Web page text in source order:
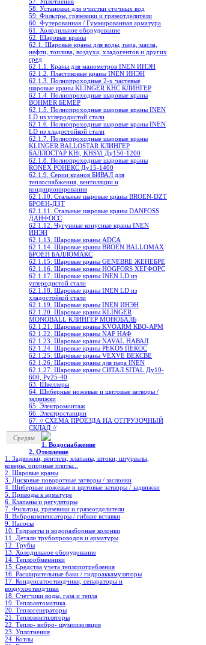
58. Установки для очистки сточных вод
59. Фильтры, грязевики и грязеотделители
60. Футерованная / Гуммированная арматура
61. Холодильное oборудование
62. Шаровые краны
62.1. Шаровые краны для воды, пара, масла,
нефти, топлива, воздуха, хладогентов и других
сред
62.1.1. Краны для манометров INEN ИНЭН
62.1.2. Пластиковые краны INEN ИНЭН
62.1.3. Полнопроходные 2-х частевые
шаровые краны KLINGER KHC КЛИНГЕР
62.1.4. Полнопроходные шаровые краны
BOHMER БЕМЕР
62.1.5. Полнопроходные шаровые краны INEN
LD из углеродистой стали
62.1.6. Полнопроходные шаровые краны INEN
LD из хладостойкой стали
62.1.7. Полнопроходные шаровые краны
KLINGER BALLOSTAR КЛИНГЕР
БАЛЛОСТАР KHi, KHSVi Ду150-1200
62.1.8. Полнопроходные шаровые краны
RONEX РОНЕКС Ду15-1400
62.1.9. Серии кранов БИВАЛ для
теплоснабжения, вентиляции и
кондиционирования
62.1.10. Стальные шаровые краны BROEN-DZT
БРОЕН-ДЗТ
62.1.11. Стальные шаровые краны DANFOSS
ДАНФОСС
62.1.12. Чугунные конусные краны INEN
ИНЭН
62.1.13. Шаровые краны ADCA
62.1.14. Шаровые краны BROEN BALLOMAX
БРОЕН БАЛЛОМАКС
62.1.15. Шаровые краны GENEBRE ЖЕНЕБРЕ
62.1.16. Шаровые краны HOGFORS ХЕГФОРС
62.1.17. Шаровые краны INEN LD из
углеродистой стали
62.1.18. Шаровые краны INEN LD из
хладостойкой стали
62.1.19. Шаровые краны INEN ИНЭН
62.1.20. Шаровые краны KLINGER
MONOBALL КЛИНГЕР МОНОБАЛЬ
62.1.21. Шаровые краны KVOARM КВО-АРМ
62.1.22. Шаровые краны NAF НАФ
62.1.23. Шаровые краны NAVAL НАВАЛ
62.1.24. Шаровые краны PEKOS ПЕКОС
62.1.25. Шаровые краны VEXVE ВЕКСВЕ
62.1.26. Шаровые краны для пара INEN
62.1.27. Шаровые краны СИТАЛ SITAL Ду10-
600, Ру25-40
63. Швеллеры
64. Шиберные ножевые и щитовые затворы /
задвижки
65. Электромонтаж
66. Электростанции
67. // СХЕМА ПРОЕЗДА НА ОТГРУЗОЧНЫЙ
СКЛАД //
Средам
1. Водоснабжение
2. Отопление
1. Задвижки, вентили, клапаны, штоки, штурвалы,
коверы, опорные плиты...
2. Шаровые краны
3. Дисковые поворотные затворы / заслонки
4. Шиберные ножевые и щитовые затворы / задвижки
5. Приводы к арматуре
6. Клапаны и регуляторы
7. Фильтры, грязевики и грязеотделители
8. Виброкомпенсаторы / гибкие вставки
9. Насосы
10. Гидранты и водоразборные колонки
11. Детали трубопроводов и арматуры
12. Трубы
13. Холодильное oборудование
14. Теплообменники
15. Средства учета теплопотребления
16. Расширительные баки / гидроаккамуляторы
17. Конденсатоотводчики, сепараторы и
воздухоотводчики
18. Счетчики воды, газа и тепла
19. Теплоавтоматика
20. Теплогенераторы
21. Тепловентиляторы
22. Тепло- вибро- шумоизоляция
23. Уплотнения
24. Котлы